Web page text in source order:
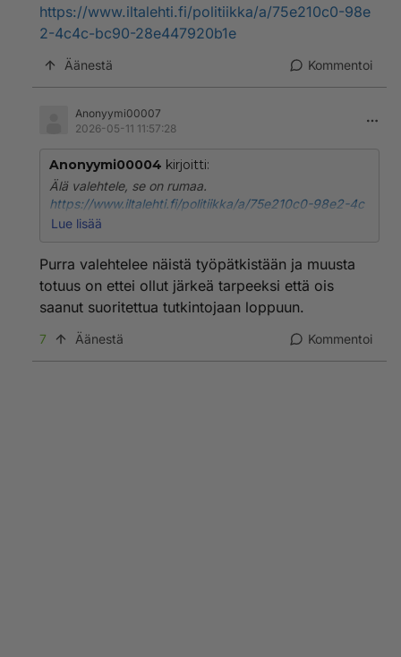
https://www.iltalehti.fi/politiikka/a/75e210c0-98e
2-4c4c-bc90-28e447920b1e
Äänestä Kommentoi
Anonyymi00007
2026-05-11 11:57:28
Anonyymi00004 kirjoitti:
Älä valehtele, se on rumaa.
https://www.iltalehti.fi/politiikka/a/75e210c0-98e2-4c
4c-bc90-28e447920b1e
Lue lisää
Purra valehtelee näistä työpätkistään ja muusta
totuus on ettei ollut järkeä tarpeeksi että ois
saanut suoritettua tutkintojaan loppuun.
7 Äänestä Kommentoi